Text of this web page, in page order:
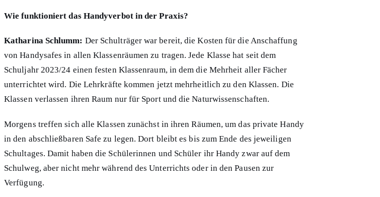
Wie funktioniert das Handyverbot in der Praxis?
Katharina Schlumm: Der Schulträger war bereit, die Kosten für die Anschaffung
von Handysafes in allen Klassenräumen zu tragen. Jede Klasse hat seit dem
Schuljahr 2023/24 einen festen Klassenraum, in dem die Mehrheit aller Fächer
unterrichtet wird. Die Lehrkräfte kommen jetzt mehrheitlich zu den Klassen. Die
Klassen verlassen ihren Raum nur für Sport und die Naturwissenschaften.
Morgens treffen sich alle Klassen zunächst in ihren Räumen, um das private Handy
in den abschließbaren Safe zu legen. Dort bleibt es bis zum Ende des jeweiligen
Schultages. Damit haben die Schülerinnen und Schüler ihr Handy zwar auf dem
Schulweg, aber nicht mehr während des Unterrichts oder in den Pausen zur
Verfügung.